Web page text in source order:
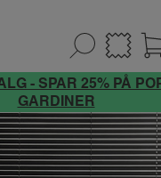
- SPAR 25% PÅ
GARDINER